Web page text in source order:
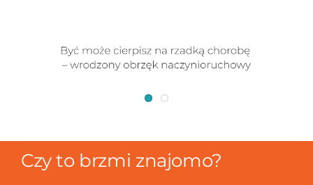
Czy to brzmi znajomo?